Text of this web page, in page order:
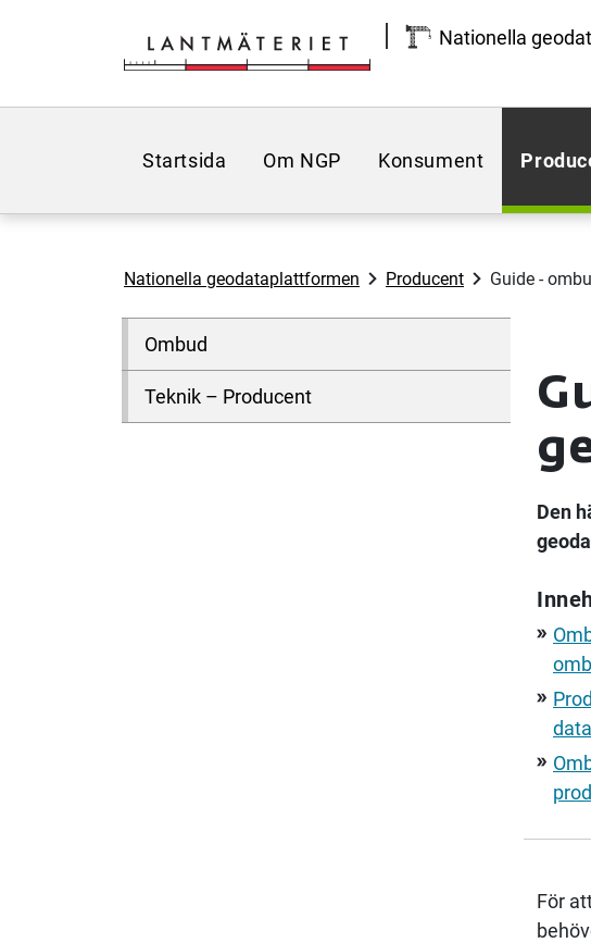
Nationella
Startsida Om NGP Konsument
Nationella geodataplattformen Producent Guide -
Ombud
Teknik – Producent
Den
double_arrow
double_arrow
double_arrow
För